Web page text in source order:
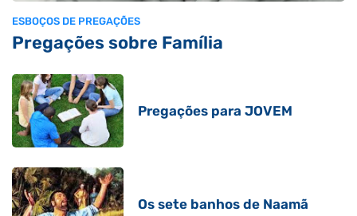
ESBOÇOS DE PREGAÇÕES
Pregações sobre Família
Pregações para JOVEM
Os sete banhos de Naamã